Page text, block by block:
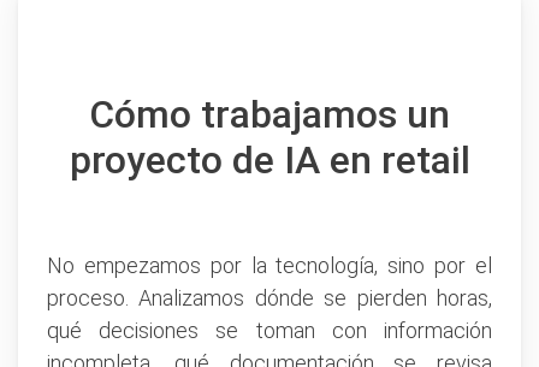
Cómo trabajamos un
proyecto de IA en retail
No empezamos por la tecnología, sino por el
proceso. Analizamos dónde se pierden horas,
qué decisiones se toman con información